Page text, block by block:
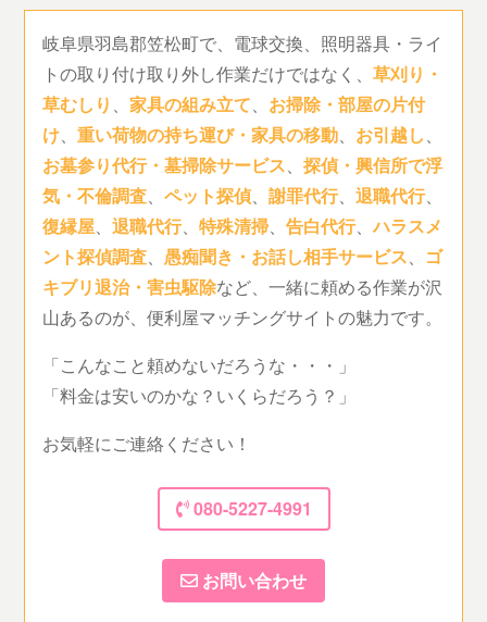
岐阜県羽島郡笠松町で、電球交換、照明器具・ライ
トの取り付け取り外し作業だけではなく、草刈り・
草むしり 、家具の組み立て、 お掃除・部屋の片付
け、重い荷物の持ち運び・家具の移動、 お引越し、
お墓参り代行・墓掃除サービス、探偵・興信所で浮
気・不倫調査、ペット探偵、謝罪代行、退職代行、
復縁屋、退職代行、特殊清掃、告白代行、ハラスメ
ント探偵調査、愚痴聞き・お話し相手サービス、 ゴ
キブリ退治・害虫駆除など、一緒に頼める作業が沢
山あるのが、便利屋マッチングサイトの魅力です。
「こんなこと頼めないだろうな・・・」
「料金は安いのかな？いくらだろう？」
お気軽にご連絡ください！
080-5227-4991
お問い合わせ